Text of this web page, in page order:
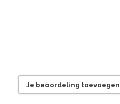
Je beoordeling toevoegen